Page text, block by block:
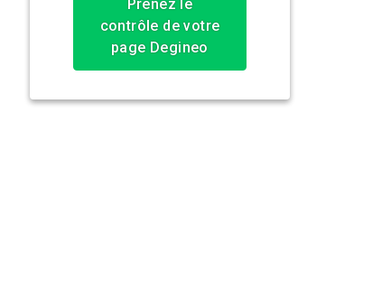
Prenez le
contrôle de votre
page Degineo